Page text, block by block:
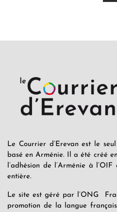
Le Courrier d’Erevan est le
basé en Arménie. Il a été créé
l’adhésion de l’Arménie à
entière.
Le site est géré par l’ONG
promotion de la langue